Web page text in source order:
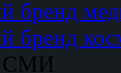
бренд
бренд
СМИ